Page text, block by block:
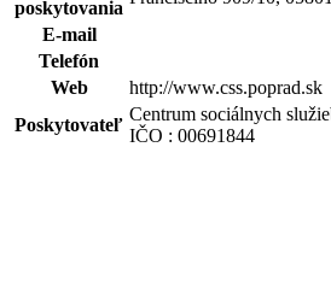
poskytovania
E-mail
Telefón
Web
http://www.css.poprad.sk
Poskytovateľ
Centrum sociálnych
IČO : 00691844